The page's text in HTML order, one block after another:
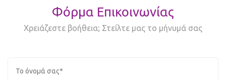
Φόρμα Επικοινωνίας
Χρειάζεστε βοήθεια; Στείλτε μας το μήνυμά σας